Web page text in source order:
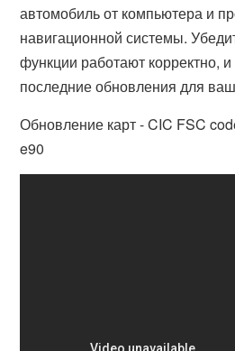
автомобиль от компьютера и
навигационной системы.
функции работают корректно,
последние обновления для
Обновление карт - CIC FSC
e90